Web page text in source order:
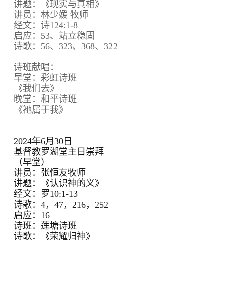
讲题：《现实与真相》
讲员：林少媛 牧师
经文：诗124:1-8
启应：53、站立稳固
诗歌：56、323、368、322
诗班献唱：
早堂：彩虹诗班
《我们去》
晚堂：和平诗班
《祂属于我》
2024年6月30日
基督教罗湖堂主日崇拜
（早堂）
讲员：张恒友牧师
讲题：《认识神的义》
经文：罗10:1-13
诗歌：4，47，216，252
启应：16
诗班：莲塘诗班
诗歌：《荣耀归神》